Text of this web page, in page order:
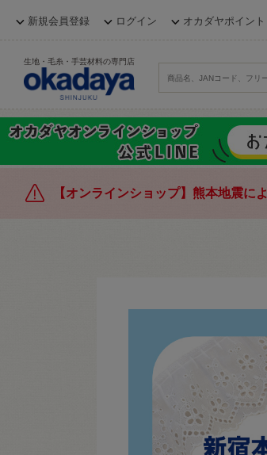
新規会員登録 ログイン オカダヤポイント
生地・毛糸・手芸材料の専門店
【オンラインショップ】熊本地震に